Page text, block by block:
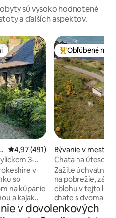
sú vysoko hodnotené
a ďalších aspektov.
Priemerné ohodnotenie 4,97 z
4,97 (491)
3-
v
so
na kúpanie
a kajakmi.
úžasné
Najobľúbenejšie
Obľúbené
Bývanie v meste
Chata na
panoramatickým
Zažite úchvatný
na pobrežie,
oblohu v tejto
chate s dvoma
polohou v
v dovolenkových